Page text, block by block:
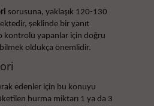
sorusuna, yaklaşık 120-130
şeklinde bir yanıt
kontrolü yapanlar için doğru
oldukça önemlidir.
edenler için bu konuyu
hurma miktarı 1 ya da 3